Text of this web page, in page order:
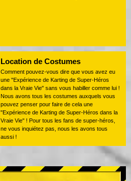
Location de Costumes
Comment pouvez-vous dire que vous avez eu
une "Expérience de Karting de Super-Héros
dans la Vraie Vie" sans vous habiller comme lui !
Nous avons tous les costumes auxquels vous
pouvez penser pour faire de cela une
"Expérience de Karting de Super-Héros dans la
Vraie Vie" ! Pour tous les fans de super-héros,
ne vous inquiétez pas, nous les avons tous
aussi !